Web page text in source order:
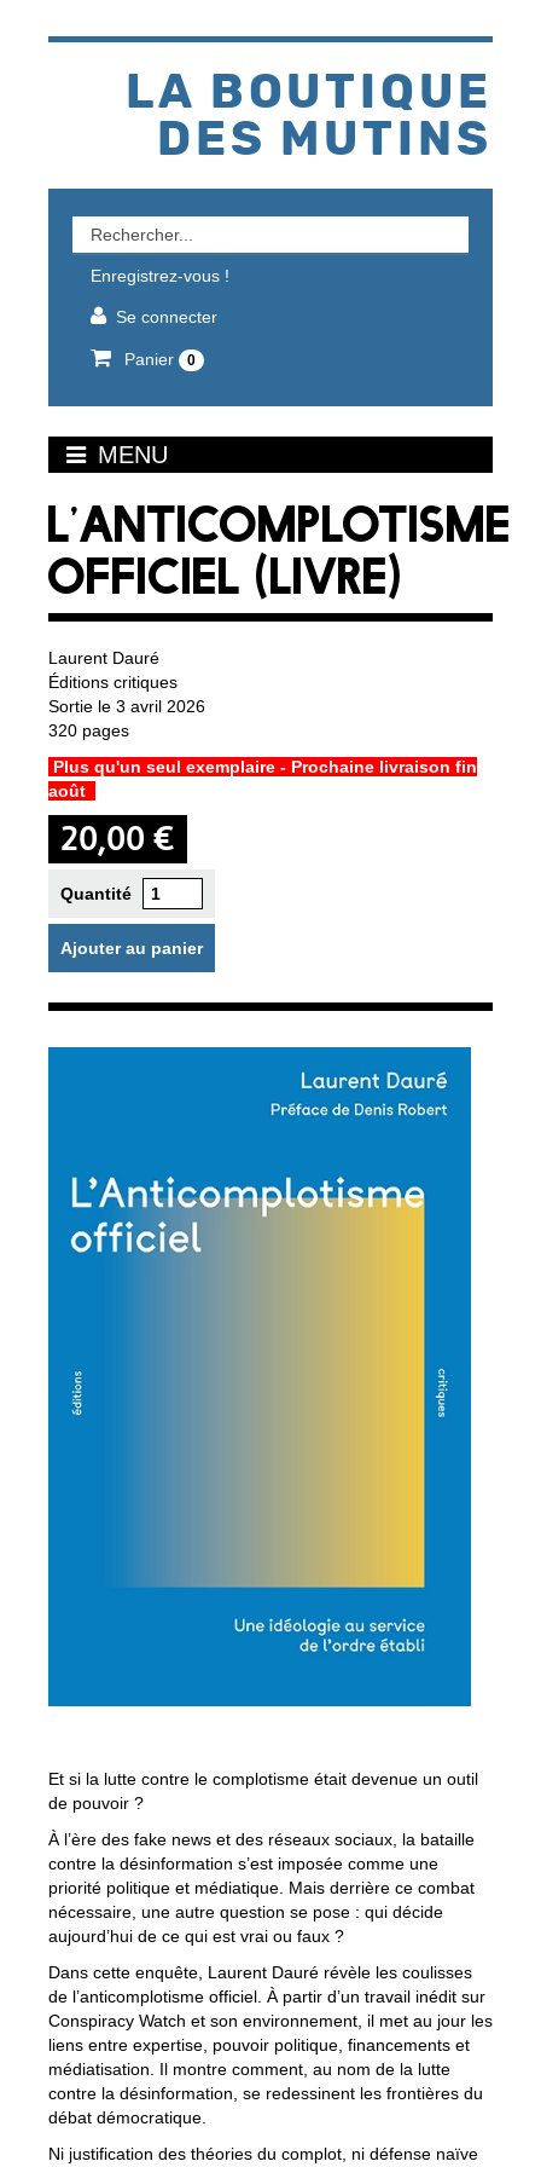
LA BOUTIQUE
DES MUTINS
Rechercher
un
produit
Enregistrez-vous !
Se connecter
Panier 0
MENU
L’ANTICOMPLOTISME
OFFICIEL (LIVRE)
Laurent Dauré
Éditions critiques
Sortie le 3 avril 2026
320 pages
Plus qu'un seul exemplaire - Prochaine livraison fin
août
20,00 €
Quantité
Ajouter au panier
Et si la lutte contre le complotisme était devenue un outil
de pouvoir ?
À l’ère des fake news et des réseaux sociaux, la bataille
contre la désinformation s’est imposée comme une
priorité politique et médiatique. Mais derrière ce combat
nécessaire, une autre question se pose : qui décide
aujourd’hui de ce qui est vrai ou faux ?
Dans cette enquête, Laurent Dauré révèle les coulisses
de l’anticomplotisme officiel. À partir d’un travail inédit sur
Conspiracy Watch et son environnement, il met au jour les
liens entre expertise, pouvoir politique, financements et
médiatisation. Il montre comment, au nom de la lutte
contre la désinformation, se redessinent les frontières du
débat démocratique.
Ni justification des théories du complot, ni défense naïve